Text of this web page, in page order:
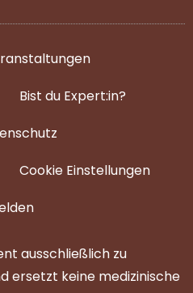
Bist du Expert:in?
Cookie Einstellungen
ausschließlich zu
ersetzt keine medizinische